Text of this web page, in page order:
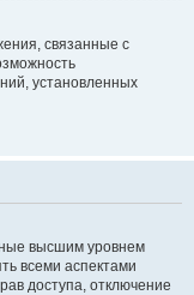
связанные с
установленных
высшим уровнем
всеми аспектами
доступа, отключение